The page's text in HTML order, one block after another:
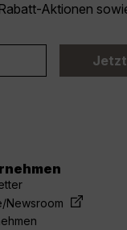
Aktionen
Newsroom